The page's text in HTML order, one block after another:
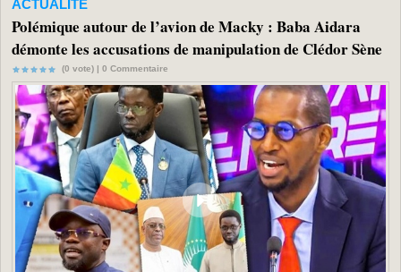
ACTUALITE
Polémique autour de l’avion de Macky : Baba Aidara
démonte les accusations de manipulation de Clédor Sène
(0 vote) | 0 Commentaire